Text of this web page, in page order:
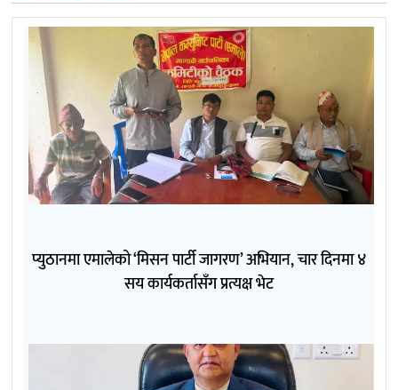
प्युठानमा एमालेको ‘मिसन पार्टी जागरण’ अभियान, चार दिनमा ४
सय कार्यकर्तासँग प्रत्यक्ष भेट